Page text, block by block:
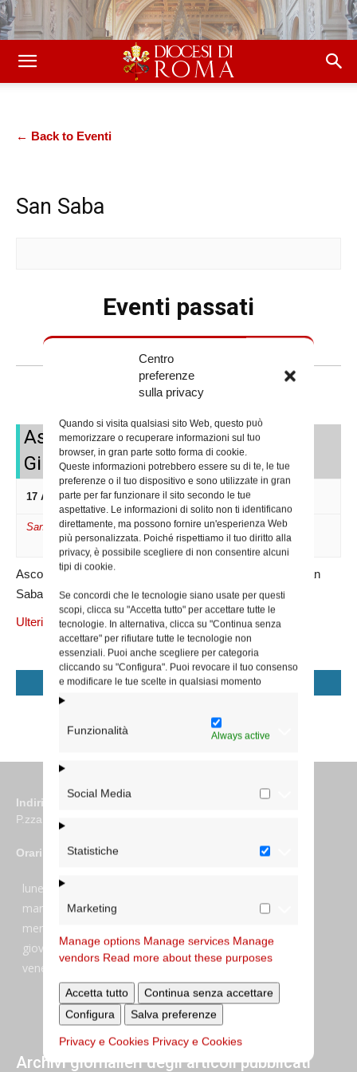
Centro
preferenze
sulla privacy
Quando si visita qualsiasi sito Web, questo può
memorizzare o recuperare informazioni sul tuo
browser, in gran parte sotto forma di cookie.
Queste informazioni potrebbero essere su di te, le tue
preferenze o il tuo dispositivo e sono utilizzate in gran
parte per far funzionare il sito secondo le tue
aspettative. Le informazioni di solito non ti identificano
direttamente, ma possono fornire un'esperienza Web
più personalizzata. Poiché rispettiamo il tuo diritto alla
privacy, è possibile scegliere di non consentire alcuni
tipi di cookie.
Se concordi che le tecnologie siano usate per questi
scopi, clicca su "Accetta tutto" per accettare tutte le
tecnologie. In alternativa, clicca su "Continua senza
accettare" per rifiutare tutte le tecnologie non
essenziali. Puoi anche scegliere per categoria
cliccando su "Configura". Puoi revocare il tuo consenso
e modificare le tue scelte in qualsiasi momento
Funzionalità Always active
Social Media
Statistiche
Marketing
Manage options Manage services Manage
vendors Read more about these purposes
Accetta tutto
Continua senza accettare
Configura
Salva preferenze
Privacy e Cookies Privacy e Cookies
← Back to Eventi
San Saba
Eventi passati
Elenco
Navigazione
Aprile 2026
Ascoltando i Maestri Incontro su
Giuseppe Ungaretti
17 Aprile alle ore 18:30
San Saba
Ascoltando i Maestri Incontro su Giuseppe Ungaretti a San
Saba (Uff. per la Pastorale universitaria)
Ulteriori informazioni »
Elenco
Navigazione
+ ESPORTA EVENTI
Indirizzo
P.zza S. Giovanni in Laterano 6 00184 Roma
Orari
lunedi:
martedi:
mercoledi:
giovedi:
7:45–13:45
venerdi:
Archivi giornalieri degli articoli pubblicati